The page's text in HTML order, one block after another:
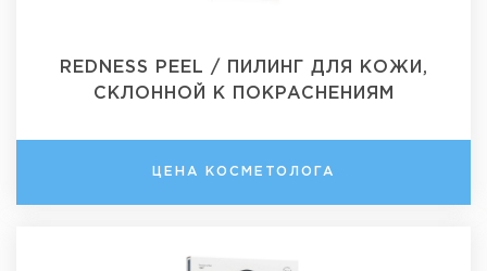
REDNESS PEEL / ПИЛИНГ ДЛЯ КОЖИ,
СКЛОННОЙ К ПОКРАСНЕНИЯМ
ЦЕНА КОСМЕТОЛОГА